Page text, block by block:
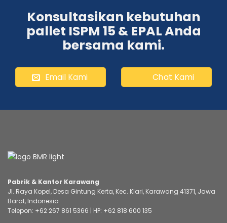
Konsultasikan kebutuhan
pallet ISPM 15 & EPAL Anda
bersama kami.
Email Kami Chat Kami
Pabrik & Kantor Karawang
Jl. Raya Kopel, Desa Gintung Kerta, Kec. Klari, Karawang 41371, Jawa
Barat, Indonesia
Telepon: +62 267 861 5366 | HP: +62 818 600 135